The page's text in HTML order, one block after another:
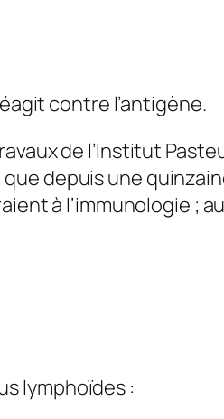
contre l’antigène.
de l’Institut
depuis une
à l’immunologie ;
lymphoïdes :